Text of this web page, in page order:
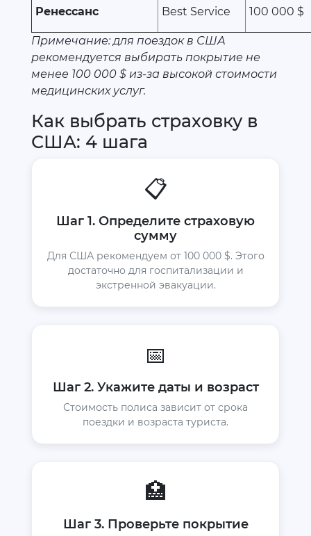
Ренессанс Best Service 100 000 $
Примечание: для поездок в США
рекомендуется выбирать покрытие не
менее 100 000 $ из-за высокой стоимости
медицинских услуг.
Как выбрать страховку в
США: 4 шага
📋
Шаг 1. Определите страховую
сумму
Для США рекомендуем от 100 000 $. Этого
достаточно для госпитализации и
экстренной эвакуации.
📅
Шаг 2. Укажите даты и возраст
Стоимость полиса зависит от срока
поездки и возраста туриста.
🏥
Шаг 3. Проверьте покрытие